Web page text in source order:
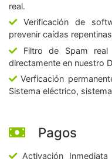
real.
Verificación de
prevenir caídas
Filtro de Spam real
directamente en nuestro
Verficación
Sistema eléctrico,
Pagos
Activación Inmediata